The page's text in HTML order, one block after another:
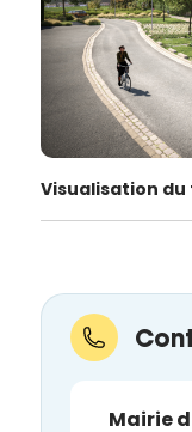
Visualisation
Mairie